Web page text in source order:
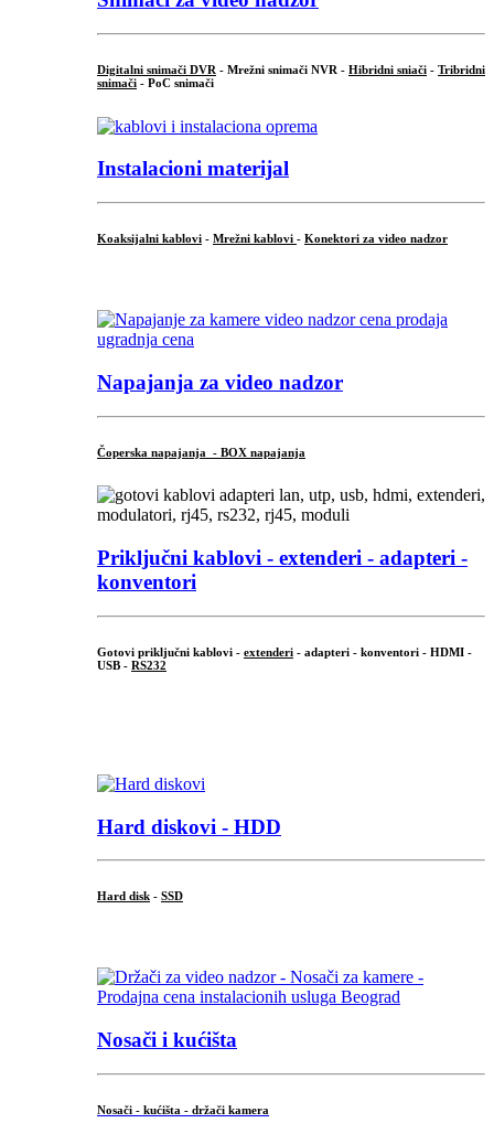
Digitalni snimači DVR - Mrežni snimači NVR - Hibridni sniači - Tribridni
snimači - PoC snimači
Instalacioni materijal
Koaksijalni kablovi - Mrežni kablovi - Konektori za video nadzor
Napajanja za video nadzor
Čoperska napajanja - BOX napajanja
Priključni kablovi - extenderi - adapteri -
konventori
Gotovi priključni kablovi - extenderi - adapteri - konventori - HDMI -
USB - RS232
Hard diskovi - HDD
Hard disk - SSD
Nosači i kućišta
Nosači - kućišta - držači kamera